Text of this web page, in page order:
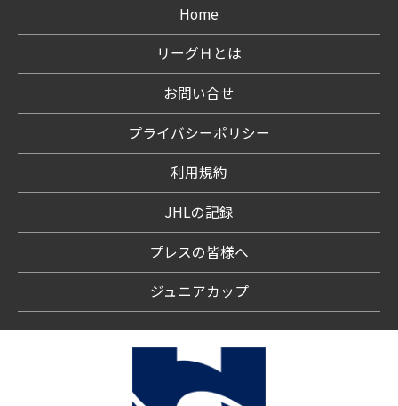
Home
リーグＨとは
お問い合せ
プライバシーポリシー
利用規約
JHLの記録
プレスの皆様へ
ジュニアカップ